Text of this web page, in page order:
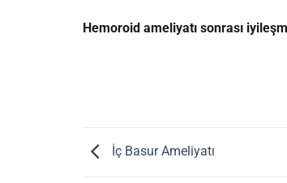
Hemoroid ameliyatı sonrası
İç Basur Ameliyatı